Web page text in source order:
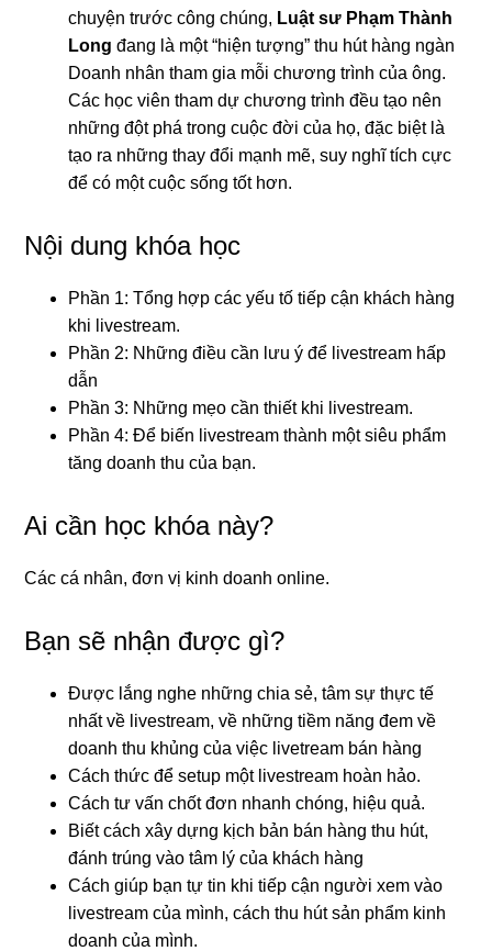
chuyện trước công chúng, Luật sư Phạm Thành
Long đang là một “hiện tượng” thu hút hàng ngàn
Doanh nhân tham gia mỗi chương trình của ông.
Các học viên tham dự chương trình đều tạo nên
những đột phá trong cuộc đời của họ, đặc biệt là
tạo ra những thay đổi mạnh mẽ, suy nghĩ tích cực
để có một cuộc sống tốt hơn.
Nội dung khóa học
Phần 1: Tổng hợp các yếu tố tiếp cận khách hàng
khi livestream.
Phần 2: Những điều cần lưu ý để livestream hấp
dẫn
Phần 3: Những mẹo cần thiết khi livestream.
Phần 4: Để biến livestream thành một siêu phẩm
tăng doanh thu của bạn.
Ai cần học khóa này?
Các cá nhân, đơn vị kinh doanh online.
Bạn sẽ nhận được gì?
Được lắng nghe những chia sẻ, tâm sự thực tế
nhất về livestream, về những tiềm năng đem về
doanh thu khủng của việc livetream bán hàng
Cách thức để setup một livestream hoàn hảo.
Cách tư vấn chốt đơn nhanh chóng, hiệu quả.
Biết cách xây dựng kịch bản bán hàng thu hút,
đánh trúng vào tâm lý của khách hàng
Cách giúp bạn tự tin khi tiếp cận người xem vào
livestream của mình, cách thu hút sản phẩm kinh
doanh của mình.